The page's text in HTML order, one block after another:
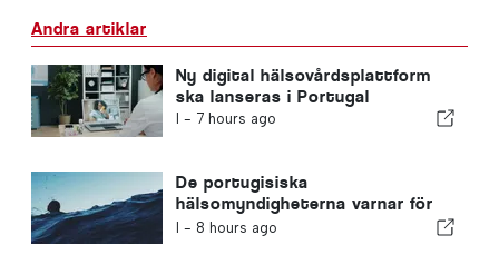
Andra artiklar
Ny digital hälsovårdsplattform
ska lanseras i Portugal
I - 7 hours ago
De portugisiska
hälsomyndigheterna varnar för
farorna med drunkning
I - 8 hours ago